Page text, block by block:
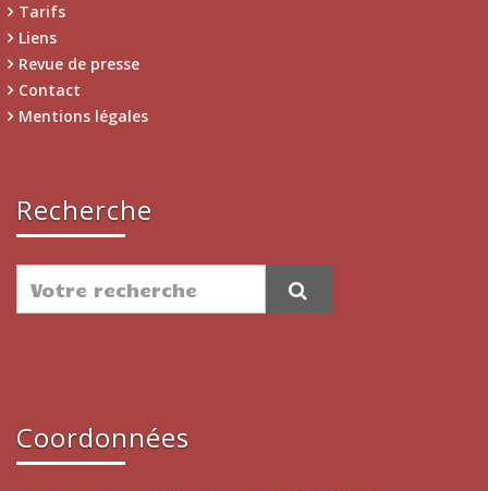
Tarifs
Liens
Revue de presse
Contact
Mentions légales
Recherche
Coordonnées